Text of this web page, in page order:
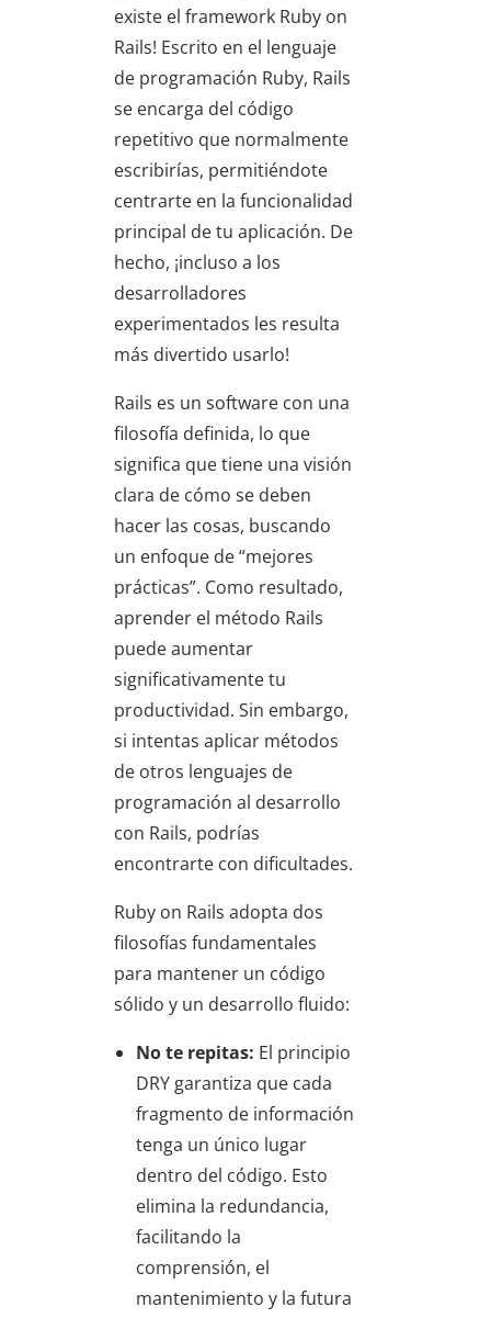
existe el framework Ruby on
Rails! Escrito en el lenguaje
de programación Ruby, Rails
se encarga del código
repetitivo que normalmente
escribirías, permitiéndote
centrarte en la funcionalidad
principal de tu aplicación. De
hecho, ¡incluso a los
desarrolladores
experimentados les resulta
más divertido usarlo!
Rails es un software con una
filosofía definida, lo que
significa que tiene una visión
clara de cómo se deben
hacer las cosas, buscando
un enfoque de “mejores
prácticas”. Como resultado,
aprender el método Rails
puede aumentar
significativamente tu
productividad. Sin embargo,
si intentas aplicar métodos
de otros lenguajes de
programación al desarrollo
con Rails, podrías
encontrarte con dificultades.
Ruby on Rails adopta dos
filosofías fundamentales
para mantener un código
sólido y un desarrollo fluido:
No te repitas: El principio
DRY garantiza que cada
fragmento de información
tenga un único lugar
dentro del código. Esto
elimina la redundancia,
facilitando la
comprensión, el
mantenimiento y la futura